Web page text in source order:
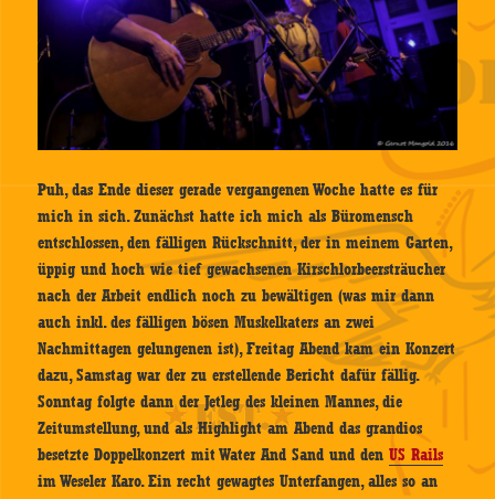
Puh, das Ende dieser gerade vergangenen Woche hatte es für
mich in sich. Zunächst hatte ich mich als Büromensch
entschlossen, den fälligen Rückschnitt, der in meinem Garten,
üppig und hoch wie tief gewachsenen Kirschlorbeersträucher
nach der Arbeit endlich noch zu bewältigen (was mir dann
auch inkl. des fälligen bösen Muskelkaters an zwei
Nachmittagen gelungenen ist), Freitag Abend kam ein Konzert
dazu, Samstag war der zu erstellende Bericht dafür fällig.
Sonntag folgte dann der Jetleg des kleinen Mannes, die
Zeitumstellung, und als Highlight am Abend das grandios
besetzte Doppelkonzert mit Water And Sand und denUS Rails
im Weseler Karo. Ein recht gewagtes Unterfangen, alles so an